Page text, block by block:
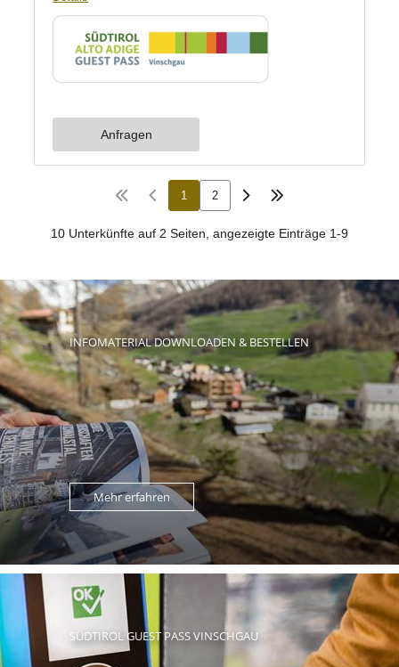
INFOMATERIAL DOWNLOADEN & BESTELLEN
Mehr erfahren
SÜDTIROL GUEST PASS VINSCHGAU